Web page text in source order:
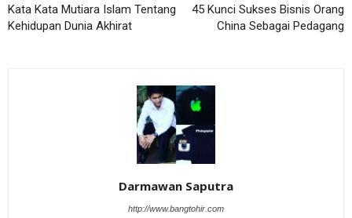
Kata Kata Mutiara Islam Tentang
Kehidupan Dunia Akhirat
45 Kunci Sukses Bisnis Orang
China Sebagai Pedagang
Darmawan Saputra
http://www.bangtohir.com